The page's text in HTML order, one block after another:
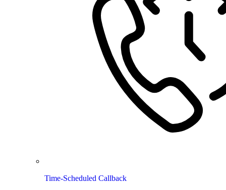
Time-Scheduled Callback